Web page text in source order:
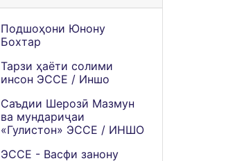
Подшоҳони Юнону
Бохтар
Тарзи ҳаёти солими
инсон ЭССЕ / Иншо
Саъдии Шерозӣ Мазмун
ва мундариҷаи
«Гулистон» ЭССЕ / ИНШО
ЭССЕ - Васфи занону